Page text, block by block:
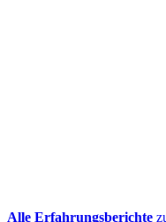
Alle Erfahrungsberichte